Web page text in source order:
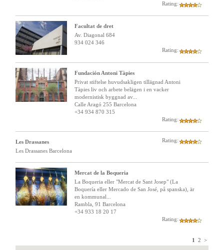
Rating:
Facultat de dret
Av. Diagonal 684
934 024 346
Rating:
Fundación Antoni Tàpies
Privat stiftelse huvudsakligen tillägnad Antoni
Tàpies liv och arbete belägen i en vacker
modernistisk byggnad av...
Calle Aragó 255 Barcelona
+34 934 870 315
Rating:
Les Drassanes
Les Drassanes Barcelona
Rating:
Mercat de la Boqueria
La Boqueria eller "Mercat de Sant Josep" (La
Boquería eller Mercado de San José, på spanska), är
en kommunal...
Rambla, 91 Barcelona
+34 933 18 20 17
Rating:
1 2 >